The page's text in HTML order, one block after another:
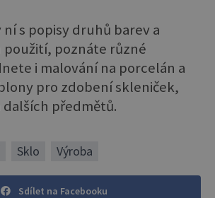
s popisy druhů barev a
použití, poznáte různé
i malování na porcelán a
pro zdobení skleniček,
předmětů.
Sklo Výroba
Sdílet na Facebooku